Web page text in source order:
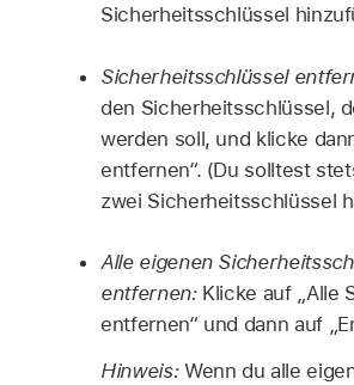
Sicherheitsschlüssel
Sicherheitsschlüssel
den Sicherheitsschlüssel,
werden soll, und klicke
entfernen“. (Du solltest
zwei Sicherheitsschlüssel
Alle eigenen
entfernen:Klicke auf „Alle
entfernen“ und dann auf
Hinweis: Wenn du alle